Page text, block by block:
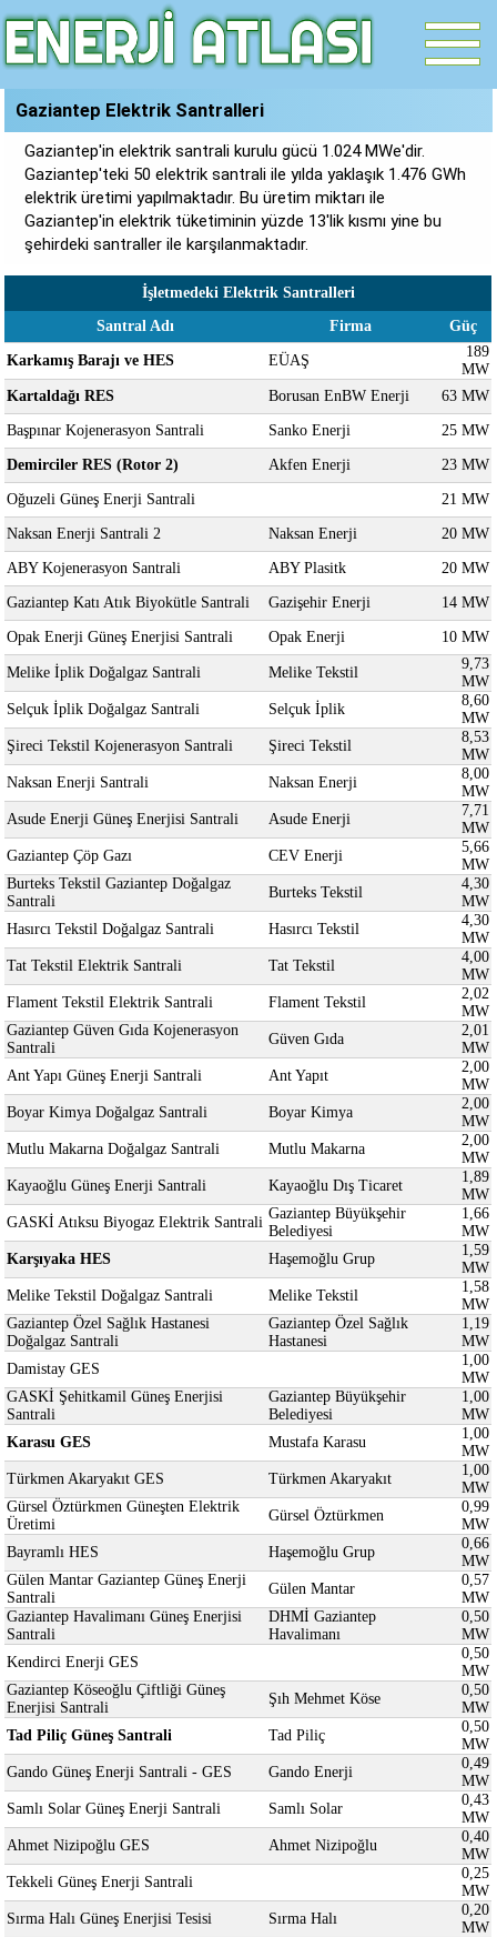
Gaziantep Elektrik Santralleri
Gaziantep'in elektrik santrali kurulu gücü 1.024 MWe'dir.
Gaziantep'teki 50 elektrik santrali ile yılda yaklaşık 1.476 GWh
elektrik üretimi yapılmaktadır. Bu üretim miktarı ile
Gaziantep'in elektrik tüketiminin yüzde 13'lik kısmı yine bu
şehirdeki santraller ile karşılanmaktadır.
İşletmedeki Elektrik Santralleri
Santral Adı
Firma Güç
Karkamış Barajı ve HES EÜAŞ
189
MW
Kartaldağı RES
Borusan EnBW Enerji 63 MW
Başpınar Kojenerasyon Santrali Sanko Enerji 25 MW
Demirciler RES (Rotor 2) Akfen Enerji 23 MW
Oğuzeli Güneş Enerji Santrali 21 MW
Naksan Enerji Santrali 2 Naksan Enerji 20 MW
ABY Kojenerasyon Santrali ABY Plasitk 20 MW
Gaziantep Katı Atık Biyokütle Santrali Gazişehir Enerji 14 MW
Opak Enerji Güneş Enerjisi Santrali Opak Enerji 10 MW
Melike İplik Doğalgaz Santrali Melike Tekstil
9,73
MW
Selçuk İplik Doğalgaz Santrali
Selçuk İplik
8,60
MW
Şireci Tekstil Kojenerasyon Santrali
Şireci Tekstil
8,53
MW
Naksan Enerji Santrali
Naksan Enerji
8,00
MW
Asude Enerji Güneş Enerjisi Santrali
Asude Enerji
7,71
MW
Gaziantep Çöp Gazı
CEV Enerji
5,66
MW
Burteks Tekstil Gaziantep Doğalgaz
Santrali
Burteks Tekstil
4,30
MW
Hasırcı Tekstil Doğalgaz Santrali
Hasırcı Tekstil
4,30
MW
Tat Tekstil Elektrik Santrali
Tat Tekstil
4,00
MW
Flament Tekstil Elektrik Santrali
Flament Tekstil
2,02
MW
Gaziantep Güven Gıda Kojenerasyon
Santrali
Güven Gıda
2,01
MW
Ant Yapı Güneş Enerji Santrali
Ant Yapıt
2,00
MW
Boyar Kimya Doğalgaz Santrali
Boyar Kimya
2,00
MW
Mutlu Makarna Doğalgaz Santrali
Mutlu Makarna
2,00
MW
Kayaoğlu Güneş Enerji Santrali
Kayaoğlu Dış Ticaret
1,89
MW
GASKİ Atıksu Biyogaz Elektrik Santrali
Gaziantep Büyükşehir
Belediyesi
1,66
MW
Karşıyaka HES
Haşemoğlu Grup
1,59
MW
Melike Tekstil Doğalgaz Santrali
Melike Tekstil
1,58
MW
Gaziantep Özel Sağlık Hastanesi
Doğalgaz Santrali
Gaziantep Özel Sağlık
Hastanesi
1,19
MW
Damistay GES
1,00
MW
GASKİ Şehitkamil Güneş Enerjisi
Santrali
Gaziantep Büyükşehir
Belediyesi
1,00
MW
Karasu GES
Mustafa Karasu
1,00
MW
Türkmen Akaryakıt GES
Türkmen Akaryakıt
1,00
MW
Gürsel Öztürkmen Güneşten Elektrik
Üretimi
Gürsel Öztürkmen
0,99
MW
Bayramlı HES
Haşemoğlu Grup
0,66
MW
Gülen Mantar Gaziantep Güneş Enerji
Santrali
Gülen Mantar
0,57
MW
Gaziantep Havalimanı Güneş Enerjisi
Santrali
DHMİ Gaziantep
Havalimanı
0,50
MW
Kendirci Enerji GES
0,50
MW
Gaziantep Köseoğlu Çiftliği Güneş
Enerjisi Santrali
Şıh Mehmet Köse
0,50
MW
Tad Piliç Güneş Santrali
Tad Piliç
0,50
MW
Gando Güneş Enerji Santrali - GES
Gando Enerji
0,49
MW
Samlı Solar Güneş Enerji Santrali
Samlı Solar
0,43
MW
Ahmet Nizipoğlu GES
Ahmet Nizipoğlu
0,40
MW
Tekkeli Güneş Enerji Santrali
0,25
MW
Sırma Halı Güneş Enerjisi Tesisi
Sırma Halı
0,20
MW